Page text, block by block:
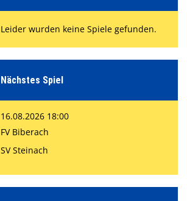
Leider wurden keine Spiele gefunden.
Nächstes Spiel
16.08.2026 18:00
FV Biberach
SV Steinach